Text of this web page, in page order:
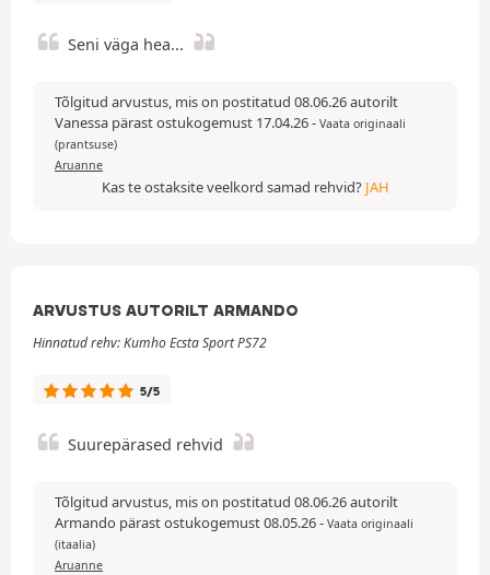
Seni väga hea...
Tõlgitud arvustus, mis on postitatud 08.06.26 autorilt
Vanessa pärast ostukogemust 17.04.26- Vaata originaali
(prantsuse)
Aruanne
Kas te ostaksite veelkord samad rehvid? JAH
ARVUSTUS AUTORILT ARMANDO
Hinnatud rehv: Kumho Ecsta Sport PS72
5/5
Suurepärased rehvid
Tõlgitud arvustus, mis on postitatud 08.06.26 autorilt
Armando pärast ostukogemust 08.05.26- Vaata originaali
(itaalia)
Aruanne